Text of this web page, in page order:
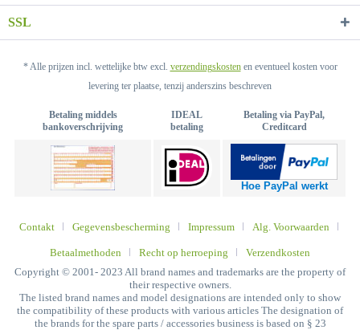
SSL
* Alle prijzen incl. wettelijke btw excl. verzendingskostenen eventueel kosten voor
levering ter plaatse, tenzij anderszins beschreven
Betaling middels
bankoverschrijving
IDEAL
betaling
Betaling via PayPal,
Creditcard
Hoe PayPal werkt
Contakt Gegevensbescherming Impressum Alg. Voorwaarden
Betaalmethoden Recht op herroeping
Verzendkosten
Copyright © 2001- 2023 All brand names and trademarks are the property of
their respective owners.
The listed brand names and model designations are intended only to show
the compatibility of these products with various articles The designation of
the brands for the spare parts / accessories business is based on § 23